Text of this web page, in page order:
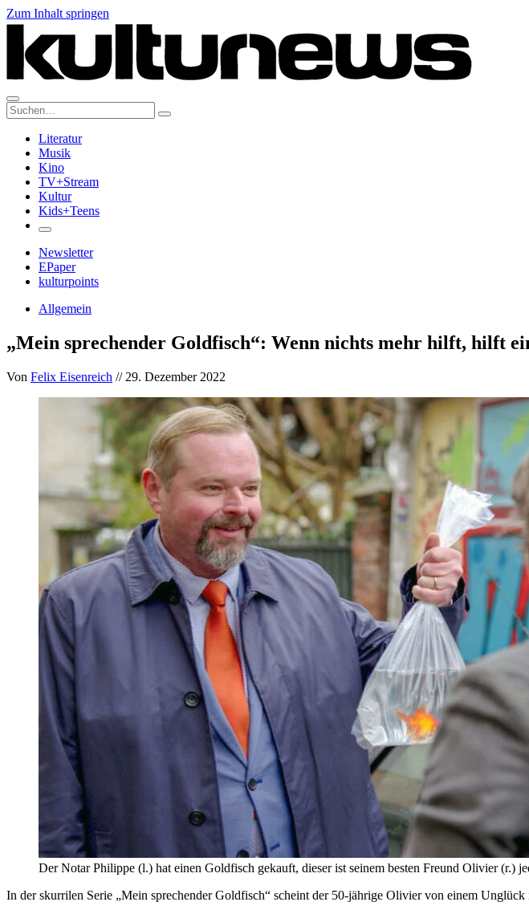
Zum Inhalt springen
Suche:
Literatur
Musik
Kino
TV+Stream
Kultur
Kids+Teens
Newsletter
EPaper
kulturpoints
Allgemein
„Mein sprechender Goldfisch“: Wenn nichts mehr hilft, hilft
Von Felix Eisenreich // 29. Dezember 2022
Der Notar Philippe (l.) hat einen Goldfisch gekauft, dieser ist seinem besten Freund Olivier (r.)
In der skurrilen Serie „Mein sprechender Goldfisch“ scheint der 50-jährige Olivier von einem